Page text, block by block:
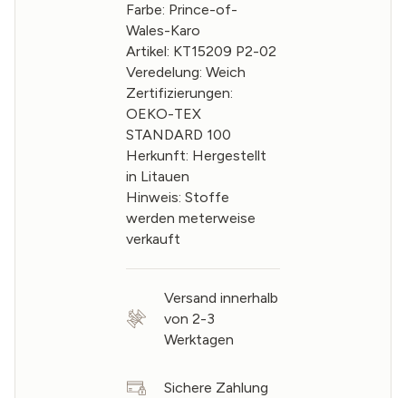
Farbe: Prince-of-
Wales-Karo
Artikel: KT15209 P2-02
Veredelung: Weich
Zertifizierungen:
OEKO-TEX
STANDARD 100
Herkunft: Hergestellt
in Litauen
Hinweis: Stoffe
werden meterweise
verkauft
Versand innerhalb
von 2-3
Werktagen
Sichere Zahlung